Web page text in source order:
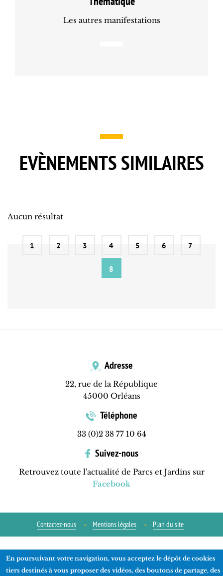
Les autres manifestations
EVÈNEMENTS SIMILAIRES
Aucun résultat
1 2 3 4 5 6 7
8
Adresse
22, rue de la République
45000 Orléans
Téléphone
33 (0)2 38 77 10 64
Suivez-nous
Retrouvez toute l'actualité de Parcs et Jardins sur
Facebook
Contactez-nous Mentions légales Plan du site
Réalisationads-COM
En poursuivant votre navigation, vous acceptez le dépôt de cookies
tiers destinés à vous proposer des vidéos, des boutons de partage, des